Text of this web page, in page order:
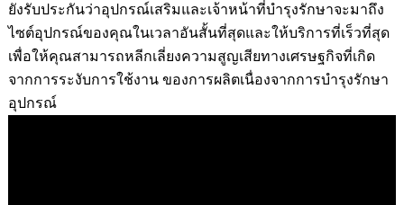
ยังรับประกันว่าอุปกรณ์เสริมและเจ้าหน้าที่บำรุงรักษาจะมาถึง
ไซต์อุปกรณ์ของคุณในเวลาอันสั้นที่สุดและให้บริการที่เร็วที่สุด
เพื่อให้คุณสามารถหลีกเลี่ยงความสูญเสียทางเศรษฐกิจที่เกิด
จากการระงับการใช้งาน ของการผลิตเนื่องจากการบำรุงรักษา
อุปกรณ์